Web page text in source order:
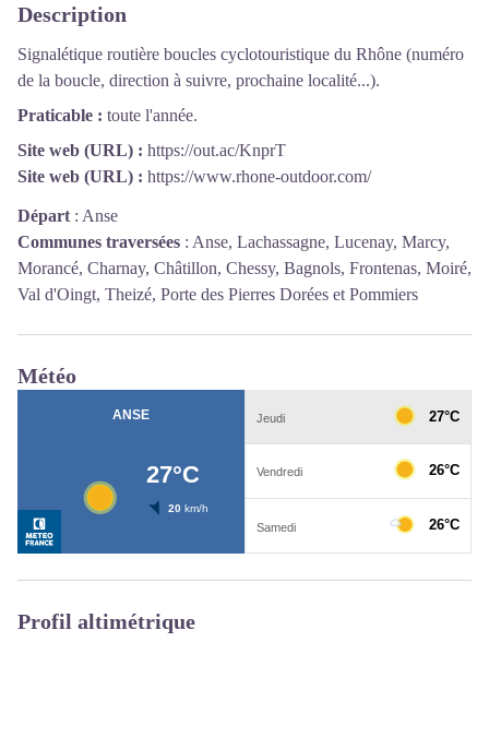
Description
Signalétique routière boucles cyclotouristique du Rhône (numéro
de la boucle, direction à suivre, prochaine localité...).
Praticable : toute l'année.
Site web (URL) : https://out.ac/KnprT
Site web (URL) : https://www.rhone-outdoor.com/
Départ : Anse
Communes traversées : Anse, Lachassagne, Lucenay, Marcy,
Morancé, Charnay, Châtillon, Chessy, Bagnols, Frontenas, Moiré,
Val d'Oingt, Theizé, Porte des Pierres Dorées et Pommiers
Météo
Profil altimétrique